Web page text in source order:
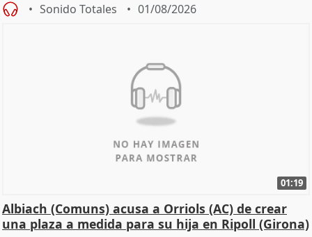
Sonido Totales 01/08/2026
01:19
Albiach (Comuns) acusa a Orriols (AC) de crear
una plaza a medida para su hija en Ripoll (Girona)